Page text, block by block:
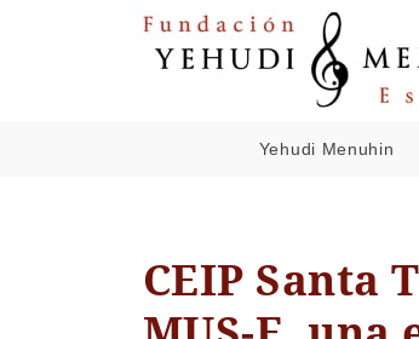
Yehudi Menuhin
CEIP Santa